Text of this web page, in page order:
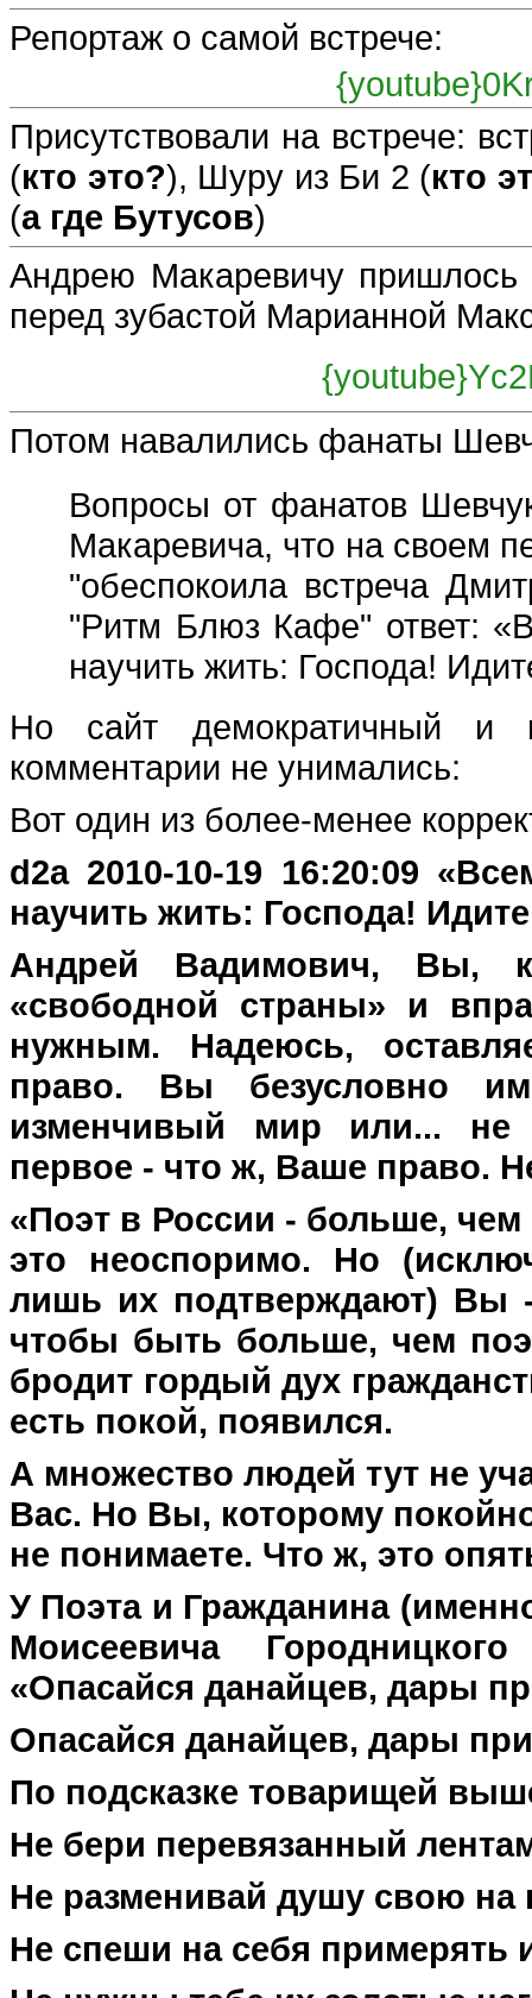
Репортаж о самой встрече:
{youtube}
Присутствовали на встрече:
(кто это?), Шуру из Би 2 (кто
(а где Бутусов)
Андрею Макаревичу пришлось
перед зубастой Марианной
{youtube}
Потом навалились фанаты
Вопросы от фанатов
Макаревича, что на своем
"обеспокоила встреча
"Ритм Блюз Кафе" ответ:
научить жить: Господа!
Но сайт демократичный и
комментарии не унимались:
Вот один из более-менее
d2a 2010-10-19 16:20:09
научить жить: Господа!
Андрей Вадимович, Вы,
«свободной страны» и
нужным. Надеюсь,
право. Вы безусловно
изменчивый мир или... не
первое - что ж, Ваше право.
«Поэт в России - больше, чем
это неоспоримо. Но
лишь их подтверждают) Вы
чтобы быть больше, чем
бродит гордый дух
есть покой, появился.
А множество людей тут не
Вас. Но Вы, которому
не понимаете. Что ж, это
У Поэта и Гражданина
Моисеевича
«Опасайся данайцев, дары
Опасайся данайцев, дары
По подсказке товарищей
Не бери перевязанный
Не разменивай душу свою на
Не спеши на себя примерять